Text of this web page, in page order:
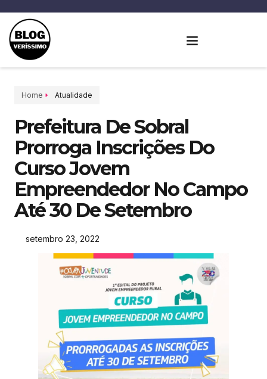
Home Atualidade
Prefeitura De Sobral
Prorroga Inscrições Do
Curso Jovem
Empreendedor No Campo
Até 30 De Setembro
setembro 23, 2022